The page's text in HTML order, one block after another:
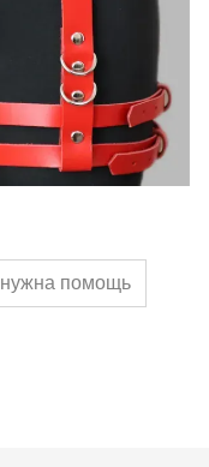
нужна помощь